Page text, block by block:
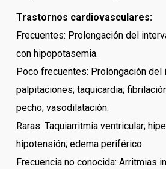
Trastornos cardiovasculares:
Frecuentes: Prolongación del
con hipopotasemia.
Poco frecuentes: Prolongación del
palpitaciones; taquicardia;
pecho; vasodilatación.
Raras: Taquiarritmia ventricular;
hipotensión; edema periférico.
Frecuencia no conocida: Arritmias